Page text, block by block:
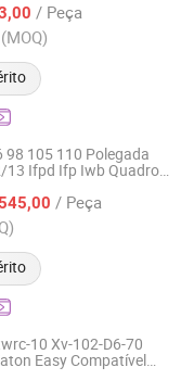
/ Peça
(MOQ)
2025
98 105 110 Polegada
Ifpd Ifp Iwb Quadro
para Educação
/ Peça
10 Xv-102-D6-70
Easy Compatível